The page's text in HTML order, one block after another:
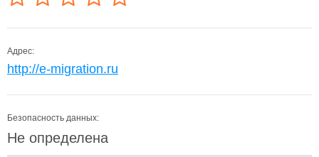
Адрес:
http://e-migration.ru
Безопасность данных:
Не определена